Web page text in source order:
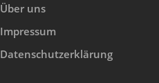
Über uns
Impressum
Datenschutzerklärung